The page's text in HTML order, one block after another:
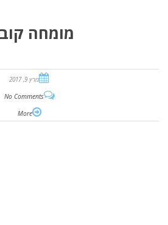
מומחה
מרץ 9, 2017
No Comments
More